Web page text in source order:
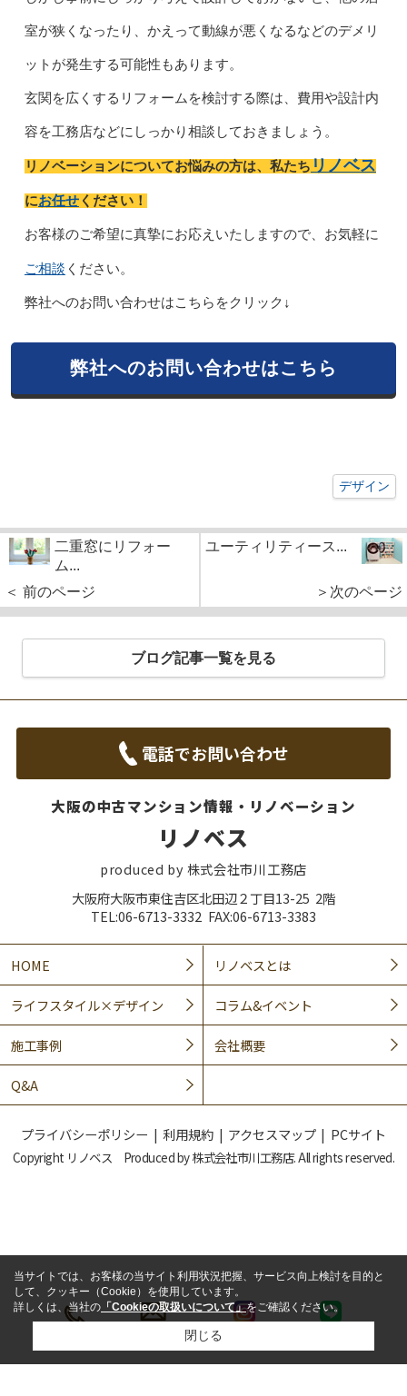
室が狭くなったり、かえって動線が悪くなるなどのデメリ
ットが発生する可能性もあります。
玄関を広くするリフォームを検討する際は、費用や設計内
容を工務店などにしっかり相談しておきましょう。
リノベーションについてお悩みの方は、私たち リノベス
にお任せください！
お客様のご希望に真摯にお応えいたしますので、お気軽に
ご相談 ください。
弊社へのお問い合わせはこちらをクリック↓
弊社へのお問い合わせはこちら
デザイン
二重窓にリフォー
ム...
＜ 前のページ
ユーティリティース...
＞次のページ
ブログ記事一覧を見る
電話でお問い合わせ
大阪の中古マンション情報・リノベーション
リノベス
produced by 株式会社市川工務店
大阪府大阪市東住吉区北田辺２丁目13-25 2階
TEL:06-6713-3332 FAX:06-6713-3383
HOME リノベスとは
ライフスタイル×デザイン コラム&イベント
施工事例 会社概要
Q&A
プライバシーポリシー 利用規約 アクセスマップ PCサイト
Copyright リノベス Produced by 株式会社市川工務店. All rights reserved.
インスタ
当サイトでは、お客様の当サイト利用状況把握、サービス向上検討を目的と
して、クッキー（Cookie）を使用しています。
詳しくは、当社の 「Cookieの取扱いについて」をご確認ください。
閉じる